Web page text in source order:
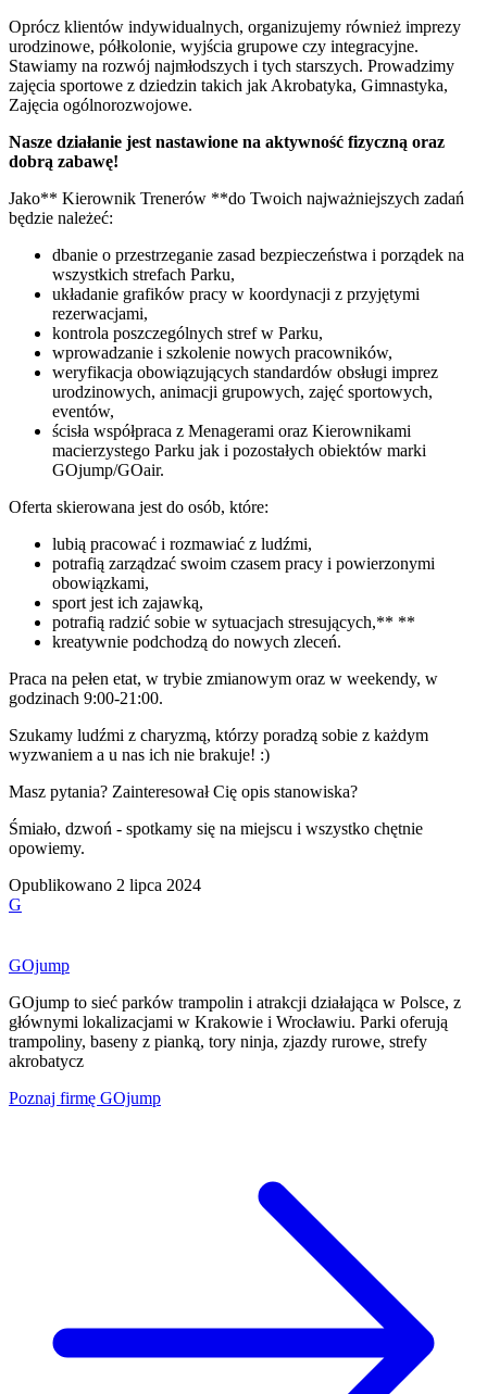
Oprócz klientów indywidualnych, organizujemy również imprezy
urodzinowe, półkolonie, wyjścia grupowe czy integracyjne.
Stawiamy na rozwój najmłodszych i tych starszych. Prowadzimy
zajęcia sportowe z dziedzin takich jak Akrobatyka, Gimnastyka,
Zajęcia ogólnorozwojowe.
Nasze działanie jest nastawione na aktywność fizyczną oraz
dobrą zabawę!
Jako** Kierownik Trenerów **do Twoich najważniejszych zadań
będzie należeć:
dbanie o przestrzeganie zasad bezpieczeństwa i porządek na
wszystkich strefach Parku,
układanie grafików pracy w koordynacji z przyjętymi
rezerwacjami,
kontrola poszczególnych stref w Parku,
wprowadzanie i szkolenie nowych pracowników,
weryfikacja obowiązujących standardów obsługi imprez
urodzinowych, animacji grupowych, zajęć sportowych,
eventów,
ścisła współpraca z Menagerami oraz Kierownikami
macierzystego Parku jak i pozostałych obiektów marki
GOjump/GOair.
Oferta skierowana jest do osób, które:
lubią pracować i rozmawiać z ludźmi,
potrafią zarządzać swoim czasem pracy i powierzonymi
obowiązkami,
sport jest ich zajawką,
potrafią radzić sobie w sytuacjach stresujących,** **
kreatywnie podchodzą do nowych zleceń.
Praca na pełen etat, w trybie zmianowym oraz w weekendy, w
godzinach 9:00-21:00.
Szukamy ludźmi z charyzmą, którzy poradzą sobie z każdym
wyzwaniem a u nas ich nie brakuje! :)
Masz pytania? Zainteresował Cię opis stanowiska?
Śmiało, dzwoń - spotkamy się na miejscu i wszystko chętnie
opowiemy.
Opublikowano 2 lipca 2024
G
GOjump
GOjump to sieć parków trampolin i atrakcji działająca w Polsce, z
głównymi lokalizacjami w Krakowie i Wrocławiu. Parki oferują
trampoliny, baseny z pianką, tory ninja, zjazdy rurowe, strefy
akrobatycz
Poznaj firmę GOjump